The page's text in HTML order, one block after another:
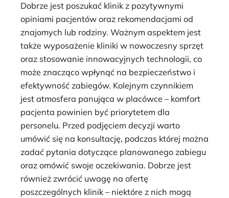
Dobrze jest poszukać klinik z pozytywnymi
opiniami pacjentów oraz rekomendacjami od
znajomych lub rodziny. Ważnym aspektem jest
także wyposażenie kliniki w nowoczesny sprzęt
oraz stosowanie innowacyjnych technologii, co
może znacząco wpłynąć na bezpieczeństwo i
efektywność zabiegów. Kolejnym czynnikiem
jest atmosfera panująca w placówce – komfort
pacjenta powinien być priorytetem dla
personelu. Przed podjęciem decyzji warto
umówić się na konsultację, podczas której można
zadać pytania dotyczące planowanego zabiegu
oraz omówić swoje oczekiwania. Dobrze jest
również zwrócić uwagę na ofertę
poszczególnych klinik – niektóre z nich mogą